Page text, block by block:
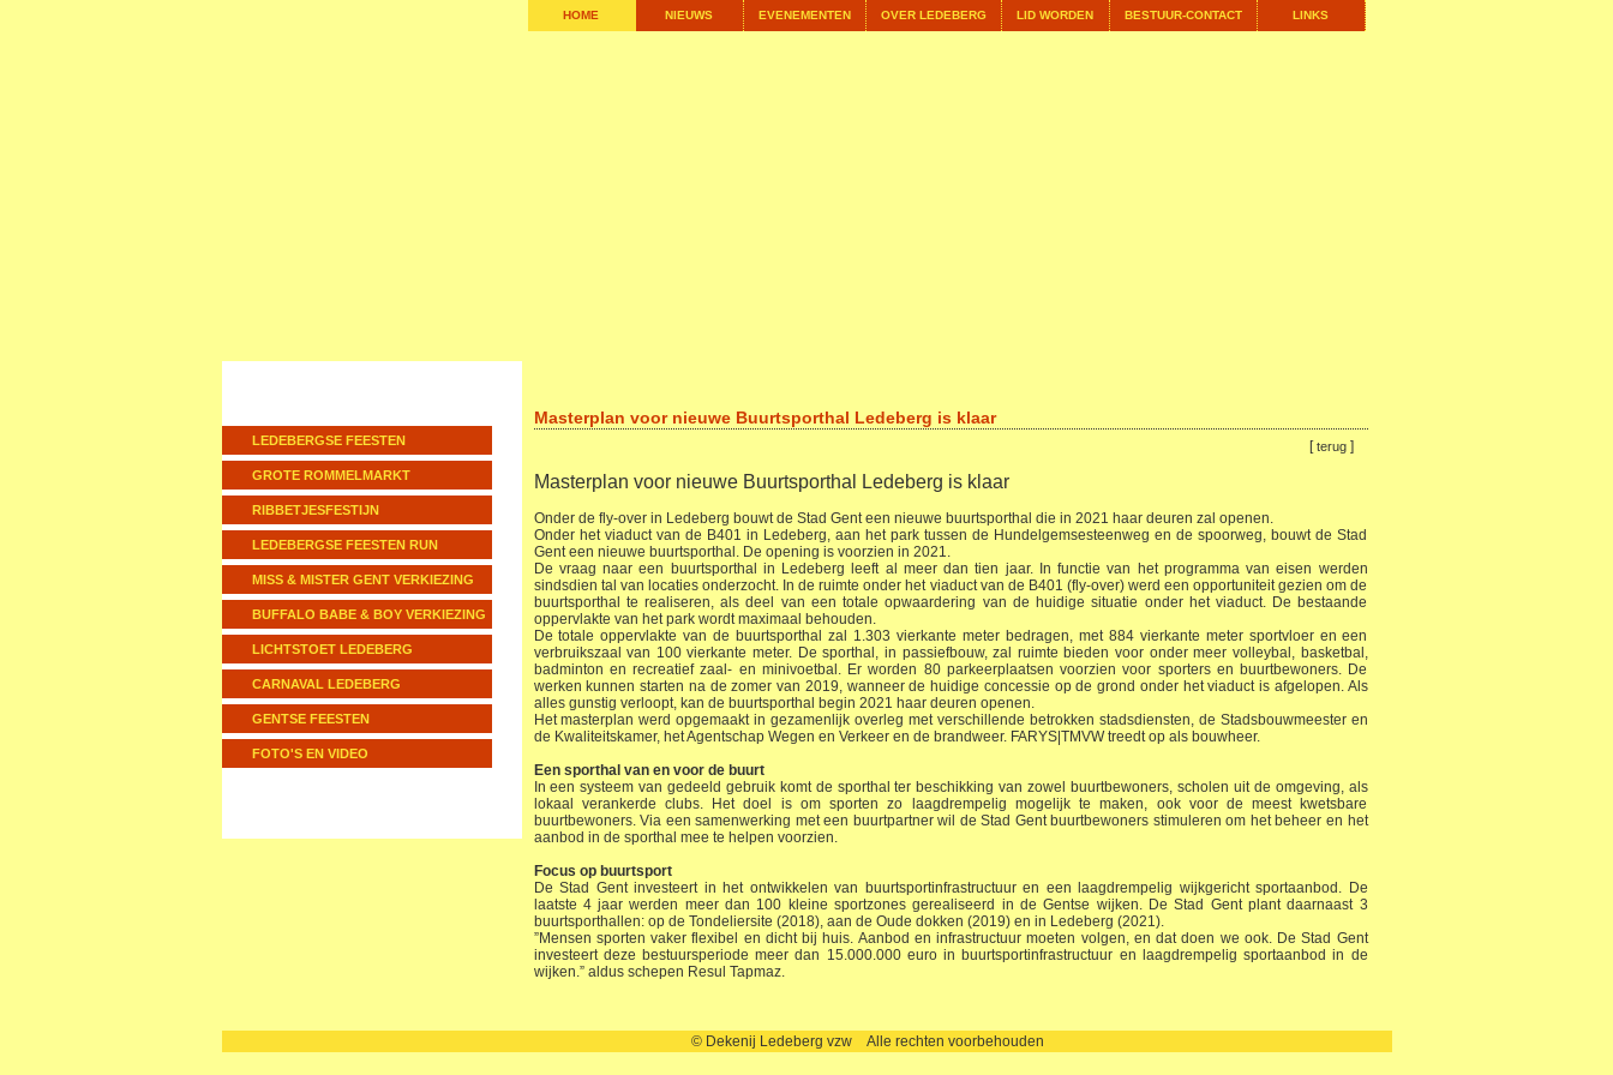
HOME NIEUWS EVENEMENTEN OVER LEDEBERG LID WORDEN BESTUUR-CONTACT LINKS
Masterplan voor nieuwe Buurtsporthal Ledeberg is klaar
[terug]
Masterplan voor nieuwe Buurtsporthal Ledeberg is klaar
Onder de fly-over in Ledeberg bouwt de Stad Gent een nieuwe buurtsporthal die in 2021 haar deuren zal openen.
Onder het viaduct van de B401 in Ledeberg, aan het park tussen de Hundelgemsesteenweg en de spoorweg, bouwt de Stad
Gent een nieuwe buurtsporthal. De opening is voorzien in 2021.
De vraag naar een buurtsporthal in Ledeberg leeft al meer dan tien jaar. In functie van het programma van eisen werden
sindsdien tal van locaties onderzocht. In de ruimte onder het viaduct van de B401 (fly-over) werd een opportuniteit gezien om de
buurtsporthal te realiseren, als deel van een totale opwaardering van de huidige situatie onder het viaduct. De bestaande
oppervlakte van het park wordt maximaal behouden.
De totale oppervlakte van de buurtsporthal zal 1.303 vierkante meter bedragen, met 884 vierkante meter sportvloer en een
verbruikszaal van 100 vierkante meter. De sporthal, in passiefbouw, zal ruimte bieden voor onder meer volleybal, basketbal,
badminton en recreatief zaal- en minivoetbal. Er worden 80 parkeerplaatsen voorzien voor sporters en buurtbewoners. De
werken kunnen starten na de zomer van 2019, wanneer de huidige concessie op de grond onder het viaduct is afgelopen. Als
alles gunstig verloopt, kan de buurtsporthal begin 2021 haar deuren openen.
Het masterplan werd opgemaakt in gezamenlijk overleg met verschillende betrokken stadsdiensten, de Stadsbouwmeester en
de Kwaliteitskamer, het Agentschap Wegen en Verkeer en de brandweer. FARYS|TMVW treedt op als bouwheer.
Een sporthal van en voor de buurt
In een systeem van gedeeld gebruik komt de sporthal ter beschikking van zowel buurtbewoners, scholen uit de omgeving, als
lokaal verankerde clubs. Het doel is om sporten zo laagdrempelig mogelijk te maken, ook voor de meest kwetsbare
buurtbewoners. Via een samenwerking met een buurtpartner wil de Stad Gent buurtbewoners stimuleren om het beheer en het
aanbod in de sporthal mee te helpen voorzien.
Focus op buurtsport
De Stad Gent investeert in het ontwikkelen van buurtsportinfrastructuur en een laagdrempelig wijkgericht sportaanbod. De
laatste 4 jaar werden meer dan 100 kleine sportzones gerealiseerd in de Gentse wijken. De Stad Gent plant daarnaast 3
buurtsporthallen: op de Tondeliersite (2018), aan de Oude dokken (2019) en in Ledeberg (2021).
”Mensen sporten vaker flexibel en dicht bij huis. Aanbod en infrastructuur moeten volgen, en dat doen we ook. De Stad Gent
investeert deze bestuursperiode meer dan 15.000.000 euro in buurtsportinfrastructuur en laagdrempelig sportaanbod in de
wijken.” aldus schepen Resul Tapmaz.
LEDEBERGSE FEESTEN
GROTE ROMMELMARKT
RIBBETJESFESTIJN
LEDEBERGSE FEESTEN RUN
MISS & MISTER GENT VERKIEZING
BUFFALO BABE & BOY VERKIEZING
LICHTSTOET LEDEBERG
CARNAVAL LEDEBERG
GENTSE FEESTEN
FOTO'S EN VIDEO
© Dekenij Ledeberg vzw Alle rechten voorbehouden